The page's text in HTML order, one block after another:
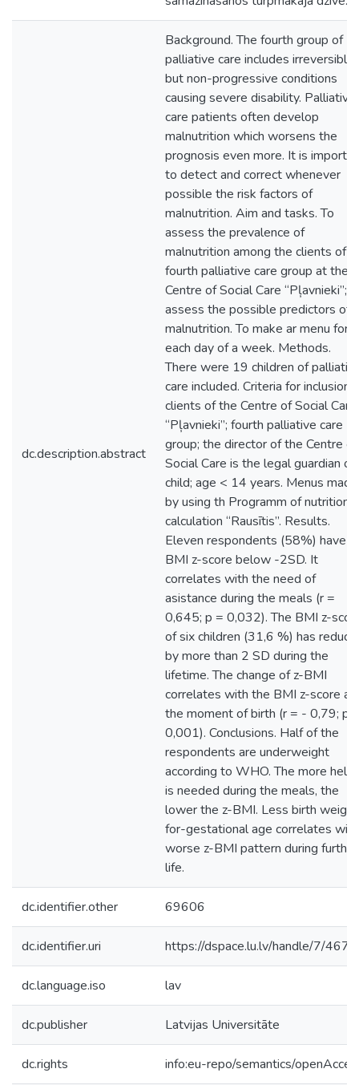
dc.description.abstract
Background. The fourth group of
palliative care includes irreversible
but non-progressive conditions
causing severe disability. Palliative
care patients often develop
malnutrition which worsens the
prognosis even more. It is
to detect and correct whenever
possible the risk factors of
malnutrition. Aim and tasks. To
assess the prevalence of
malnutrition among the clients of
fourth palliative care group at the
Centre of Social Care “Pļavnieki”;
assess the possible predictors of
malnutrition. To make ar menu for
each day of a week. Methods.
There were 19 children of
care included. Criteria for inclusion:
clients of the Centre of Social Care
“Pļavnieki”; fourth palliative care
group; the director of the Centre of
Social Care is the legal guardian of
child; age < 14 years. Menus made
by using th Programm of nutrition
calculation “Rausītis”. Results.
Eleven respondents (58%) have
BMI z-score below -2SD. It
correlates with the need of
asistance during the meals (r =
0,645; p = 0,032). The BMI z-
of six children (31,6 %) has
by more than 2 SD during the
lifetime. The change of z-BMI
correlates with the BMI z-score at
the moment of birth (r = - 0,79; p
0,001). Conclusions. Half of the
respondents are underweight
according to WHO. The more help
is needed during the meals, the
lower the z-BMI. Less birth
for-gestational age correlates with
worse z-BMI pattern during further
life.
dc.identifier.other 69606
dc.identifier.uri https://dspace.lu.lv/handle/7/
dc.language.iso lav
dc.publisher Latvijas Universitāte
dc.rights info:eu-repo/semantics/